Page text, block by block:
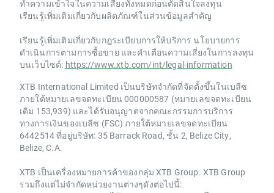
ทำความเข้าใจในความเสี่ยงทั้งหมดก่อนตัดสินใจลงทุน
เรียนรู้เพิ่มเติมเกี่ยวกับผลิตภัณฑ์ในส่วนข้อมูลสำคัญ
เรียนรู้เพิ่มเติมเกี่ยวกับกฎระเบียบการให้บริการ นโยบายการ
ดำเนินการตามการซื้อขาย และคำเตือนความเสี่ยงในการลงทุน
บนเว็บไซต์: https://www.xtb.com/int/legal-information
XTB International Limited เป็นบริษัทจำกัดที่จัดตั้งขึ้นในเบลีซ
ภายใต้หมายเลขจดทะเบียน 000000587 (หมายเลขจดทะเบียน
เดิม 153,939) และได้รับอนุญาตจากคณะกรรมการบริการ
ทางการเงินของเบลีซ (FSC) ภายใต้หมายเลขจดทะเบียน
6442514 ที่อยู่บริษัท: 35 Barrack Road, ชั้น 2, Belize City,
Belize, C.A.
XTB เป็นเครื่องหมายการค้าของกลุ่ม XTB Group. XTB Group
รวมถึงแต่ไม่จำกัดหน่วยงานต่างๆดังต่อไปนี้: